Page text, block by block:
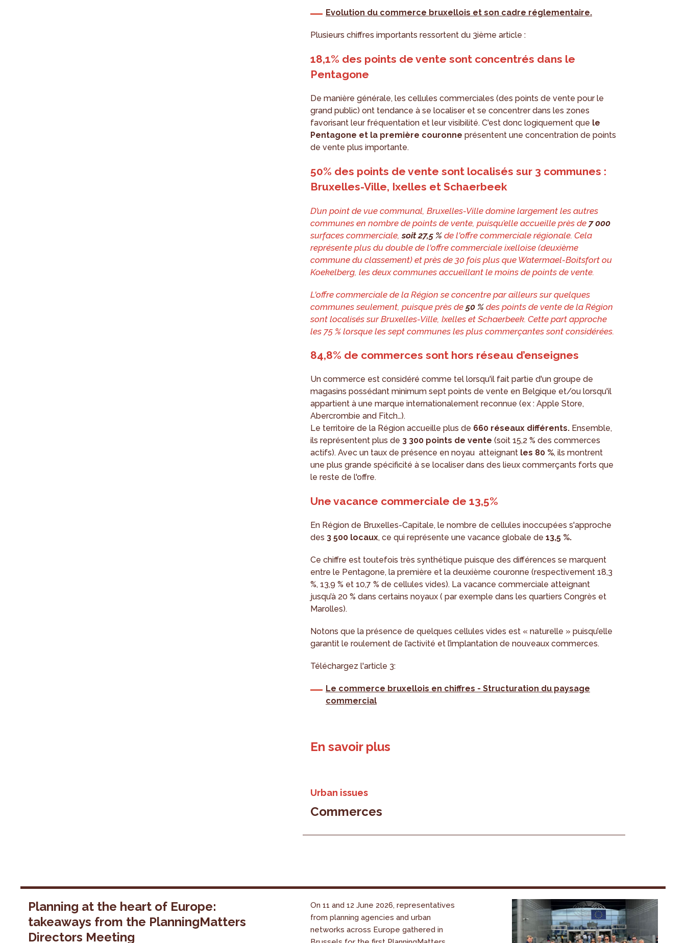
Evolution du commerce bruxellois et son cadre réglementaire.
Plusieurs chiffres importants ressortent du 3ième article :
18,1% des points de vente sont concentrés dans le
Pentagone
De manière générale, les cellules commerciales (des points de vente pour le
grand public) ont tendance à se localiser et se concentrer dans les zones
favorisant leur fréquentation et leur visibilité. C'est donc logiquement que le
Pentagone et la première couronneprésentent une concentration de points
de vente plus importante.
50% des points de vente sont localisés sur 3 communes :
Bruxelles-Ville, Ixelles et Schaerbeek
D’un point de vue communal, Bruxelles-Ville domine largement les autres
communes en nombre de points de vente, puisqu’elle accueille près de 7 000
surfaces commerciale,soit 27,5 %de l'offre commerciale régionale. Cela
représente plus du double de l'offre commerciale ixelloise (deuxième
commune du classement) et près de 30 fois plus que Watermael-Boitsfort ou
Koekelberg, les deux communes accueillant le moins de points de vente.
L'offre commerciale de la Région se concentre par ailleurs sur quelques
communes seulement, puisque près de50 % des points de vente de la Région
sont localisés sur Bruxelles-Ville, Ixelles et Schaerbeek. Cette part approche
les 75 % lorsque les sept communes les plus commerçantes sont considérées.
84,8% de commerces sont hors réseau d’enseignes
Un commerce est considéré comme tel lorsqu'il fait partie d'un groupe de
magasins possédant minimum sept points de vente en Belgique et/ou lorsqu'il
appartient à une marque internationalement reconnue (ex : Apple Store,
Abercrombie and Fitch…).
Le territoire de la Région accueille plus de 660 réseaux différents. Ensemble,
ils représentent plus de 3 300 points de vente(soit 15,2 % des commerces
actifs). Avec un taux de présence en noyau atteignant les 80 %, ils montrent
une plus grande spécificité à se localiser dans des lieux commerçants forts que
le reste de l'offre.
Une vacance commerciale de 13,5%
En Région de Bruxelles-Capitale, le nombre de cellules inoccupées s'approche
des 3 500 locaux, ce qui représente une vacance globale de13,5 %.
Ce chiffre est toutefois très synthétique puisque des différences se marquent
entre le Pentagone, la première et la deuxième couronne (respectivement 18,3
%, 13,9 % et 10,7 % de cellules vides). La vacance commerciale atteignant
jusqu’à 20 % dans certains noyaux ( par exemple dans les quartiers Congrès et
Marolles).
Notons que la présence de quelques cellules vides est « naturelle » puisqu’elle
garantit le roulement de l’activité et l’implantation de nouveaux commerces.
Téléchargez l'article 3:
Le commerce bruxellois en chiffres - Structuration du paysage
commercial
En savoir plus
Urban issues
Commerces
Planning at the heart of Europe:
takeaways from the PlanningMatters
Directors Meeting
On 11 and 12 June 2026, representatives
from planning agencies and urban
networks across Europe gathered in